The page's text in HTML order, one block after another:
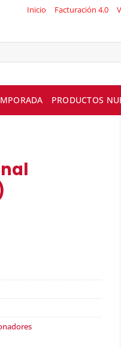
Inicio Facturación 4.0
PRODUCTOS